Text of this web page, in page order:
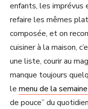
enfants, les imprévus
refaire les mêmes
composée, et on
cuisiner à la maison,
une liste, courir au
manque toujours
le menu de la
de pouce” du